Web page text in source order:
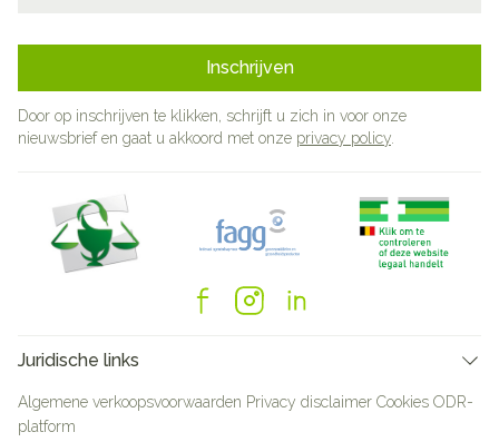
Inschrijven
Door op inschrijven te klikken, schrijft u zich in voor onze
nieuwsbrief en gaat u akkoord met onze privacy policy
Juridische links
Algemene verkoopsvoorwaarden Privacy disclaimer Cookies ODR-
platform